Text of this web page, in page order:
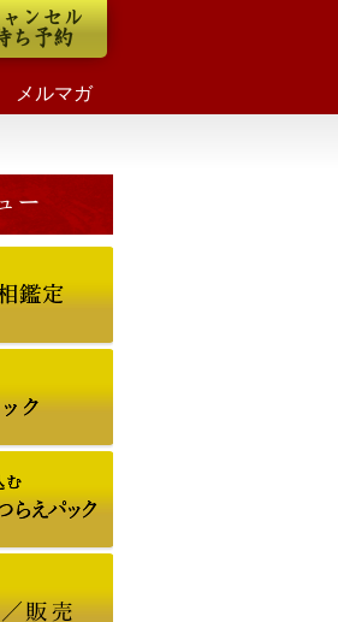
ンセル
ち予約
メルマガ
ー